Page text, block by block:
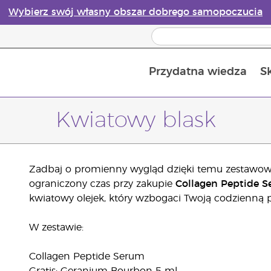
Wybierz swój własny obszar dobrego samopoczucia
Przydatna wiedza
Kwiatowy blask
Zadbaj o promienny wygląd dzięki temu
ograniczony czas przy zakupie Collagen Peptide
kwiatowy olejek, który wzbogaci Twoją codzienną
W zestawie:
Collagen Peptide Serum